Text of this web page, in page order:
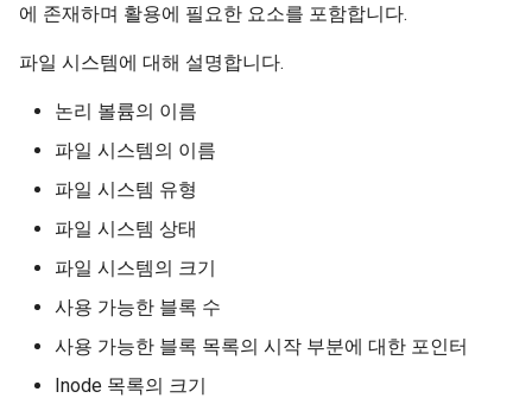
에 존재하며 활용에 필요한 요소를 포함합니다.
파일 시스템에 대해 설명합니다.
논리 볼륨의 이름
파일 시스템의 이름
파일 시스템 유형
파일 시스템 상태
파일 시스템의 크기
사용 가능한 블록 수
사용 가능한 블록 목록의 시작 부분에 대한 포인터
Inode 목록의 크기